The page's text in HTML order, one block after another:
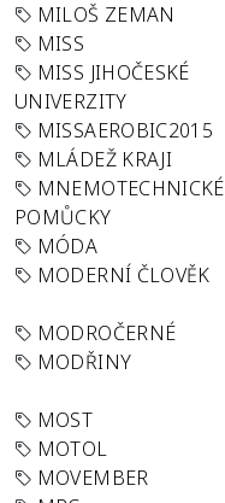
MILOŠ ZEMAN
MISS
MISS JIHOČESKÉ
UNIVERZITY
MISSAEROBIC2015
MLÁDEŽ KRAJI
MNEMOTECHNICKÉ
POMŮCKY
MÓDA
MODERNÍ ČLOVĚK
MODROČERNÉ
MODŘINY
MOST
MOTOL
MOVEMBER